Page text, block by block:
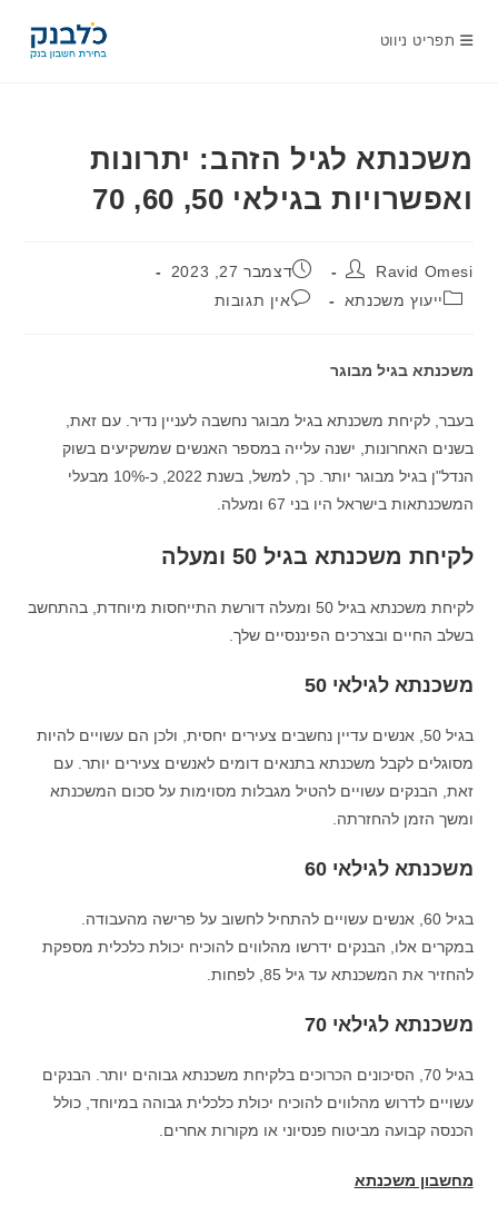
תפריט ניווט
משכנתא לגיל הזהב: יתרונות
ואפשרויות בגילאי 50, 60, 70
מחבר:
Ravid Omesi פורסם:דצמבר 27, 2023
קטגוריה:
ייעוץ משכנתא תגובות:אין תגובות
משכנתא בגיל מבוגר
בעבר, לקיחת משכנתא בגיל מבוגר נחשבה לעניין נדיר. עם זאת,
בשנים האחרונות, ישנה עלייה במספר האנשים שמשקיעים בשוק
הנדל"ן בגיל מבוגר יותר. כך, למשל, בשנת 2022, כ-10% מבעלי
המשכנתאות בישראל היו בני 67 ומעלה.
לקיחת משכנתא בגיל 50 ומעלה
לקיחת משכנתא בגיל 50 ומעלה דורשת התייחסות מיוחדת, בהתחשב
בשלב החיים ובצרכים הפיננסיים שלך.
משכנתא לגילאי 50
בגיל 50, אנשים עדיין נחשבים צעירים יחסית, ולכן הם עשויים להיות
מסוגלים לקבל משכנתא בתנאים דומים לאנשים צעירים יותר. עם
זאת, הבנקים עשויים להטיל מגבלות מסוימות על סכום המשכנתא
ומשך הזמן להחזרתה.
משכנתא לגילאי 60
בגיל 60, אנשים עשויים להתחיל לחשוב על פרישה מהעבודה.
במקרים אלו, הבנקים ידרשו מהלווים להוכיח יכולת כלכלית מספקת
להחזיר את המשכנתא עד גיל 85, לפחות.
משכנתא לגילאי 70
בגיל 70, הסיכונים הכרוכים בלקיחת משכנתא גבוהים יותר. הבנקים
עשויים לדרוש מהלווים להוכיח יכולת כלכלית גבוהה במיוחד, כולל
הכנסה קבועה מביטוח פנסיוני או מקורות אחרים.
מחשבון משכנתא